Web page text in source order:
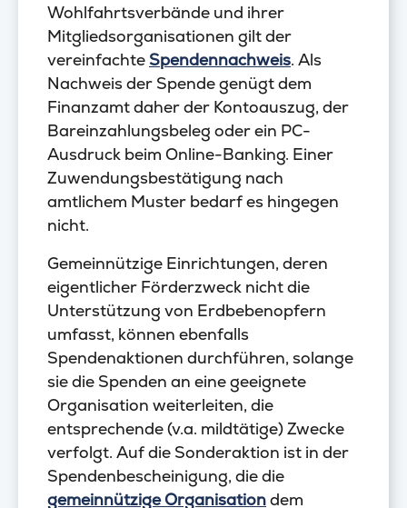
Wohlfahrtsverbände und ihrer
Mitgliedsorganisationen gilt der
vereinfachteSpendennachweis. Als
Nachweis der Spende genügt dem
Finanzamt daher der Kontoauszug, der
Bareinzahlungsbeleg oder ein PC-
Ausdruck beim Online-Banking. Einer
Zuwendungsbestätigung nach
amtlichem Muster bedarf es hingegen
nicht.
Gemeinnützige Einrichtungen, deren
eigentlicher Förderzweck nicht die
Unterstützung von Erdbebenopfern
umfasst, können ebenfalls
Spendenaktionen durchführen, solange
sie die Spenden an eine geeignete
Organisation weiterleiten, die
entsprechende (v.a. mildtätige) Zwecke
verfolgt. Auf die Sonderaktion ist in der
Spendenbescheinigung, die die
gemeinnützige Organisationdem